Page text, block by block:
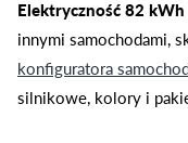
Elektryczność 82
innymi samochodami,
konfiguratora
silnikowe, kolory i